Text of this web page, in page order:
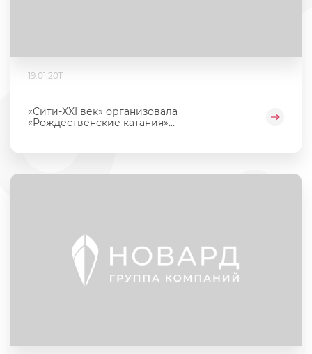
19.01.2011
«Сити-XXI век» организовала
«Рождественские катания»...